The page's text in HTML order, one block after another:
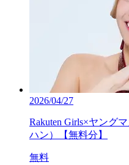
2026/04/27
Rakuten Girls×ヤン
ハン）【無料分】
無料